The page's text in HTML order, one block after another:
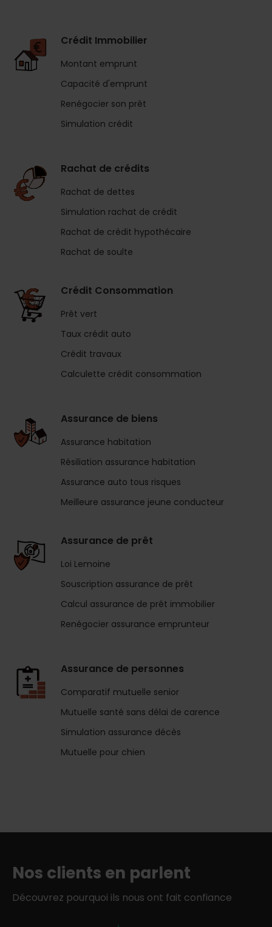
Crédit Immobilier
Montant emprunt
Capacité d'emprunt
Renégocier son prêt
Simulation crédit
Rachat de crédits
Rachat de dettes
Simulation rachat de crédit
Rachat de crédit hypothécaire
Rachat de soulte
Crédit Consommation
Prêt vert
Taux crédit auto
Crédit travaux
Calculette crédit consommation
Assurance de biens
Assurance habitation
Résiliation assurance habitation
Assurance auto tous risques
Meilleure assurance jeune conducteur
Assurance de prêt
Loi Lemoine
Souscription assurance de prêt
Calcul assurance de prêt immobilier
Renégocier assurance emprunteur
Assurance de personnes
Comparatif mutuelle senior
Mutuelle santé sans délai de carence
Simulation assurance décès
Mutuelle pour chien
Nos clients en parlent
Découvrez pourquoi ils nous ont fait confiance